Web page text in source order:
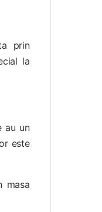
prin
la
au un
este
masa